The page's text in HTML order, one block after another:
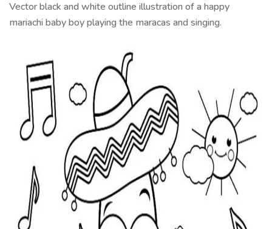
Vector black and white outline illustration of a happy
mariachi baby boy playing the maracas and singing.